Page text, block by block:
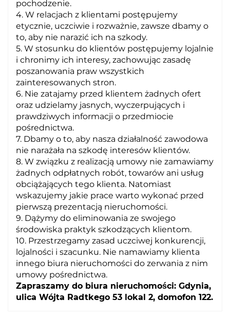
pochodzenie.
4. W relacjach z klientami postępujemy
etycznie, uczciwie i rozważnie, zawsze dbamy o
to, aby nie narazić ich na szkody.
5. W stosunku do klientów postępujemy lojalnie
i chronimy ich interesy, zachowując zasadę
poszanowania praw wszystkich
zainteresowanych stron.
6. Nie zatajamy przed klientem żadnych ofert
oraz udzielamy jasnych, wyczerpujących i
prawdziwych informacji o przedmiocie
pośrednictwa.
7. Dbamy o to, aby nasza działalność zawodowa
nie narażała na szkodę interesów klientów.
8. W związku z realizacją umowy nie zamawiamy
żadnych odpłatnych robót, towarów ani usług
obciążających tego klienta. Natomiast
wskazujemy jakie prace warto wykonać przed
pierwszą prezentacją nieruchomości.
9. Dążymy do eliminowania ze swojego
środowiska praktyk szkodzących klientom.
10. Przestrzegamy zasad uczciwej konkurencji,
lojalności i szacunku. Nie namawiamy klienta
innego biura nieruchomości do zerwania z nim
umowy pośrednictwa.
Zapraszamy do biura nieruchomości: Gdynia,
ulica Wójta Radtkego 53 lokal 2, domofon 122.